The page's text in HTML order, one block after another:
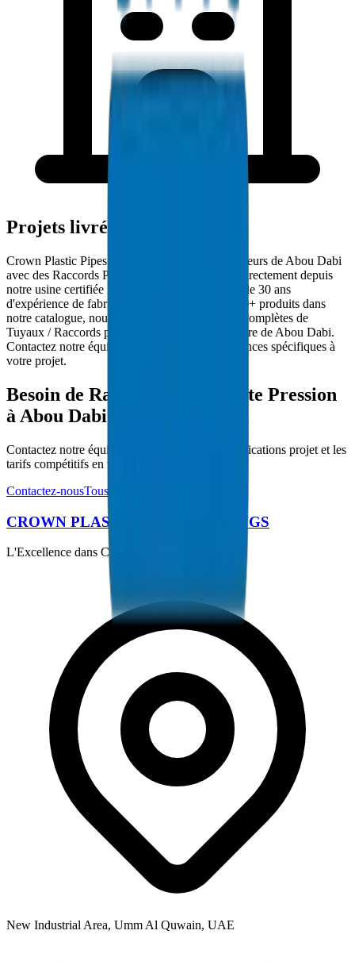
Projets livrés à Abou Dabi
Crown Plastic Pipes approvisionne les entrepreneurs de Abou Dabi
avec des Raccords PVC Haute Pression livrés directement depuis
notre usine certifiée ISO 9001:2015. Avec plus de 30 ans
d'expérience de fabrication dans le CCG et 5000+ produits dans
notre catalogue, nous fournissons des solutions complètes de
Tuyaux / Raccords pour les projets d'infrastructure de Abou Dabi.
Contactez notre équipe technique pour les exigences spécifiques à
votre projet.
Besoin de Raccords PVC Haute Pression
à Abou Dabi ?
Contactez notre équipe technique pour les spécifications projet et les
tarifs compétitifs en volume.
Contactez-nousTous les produits
CROWN PLASTIC PIPES / FITTINGS
L'Excellence dans Chaque Tuyau
New Industrial Area, Umm Al Quwain, UAE